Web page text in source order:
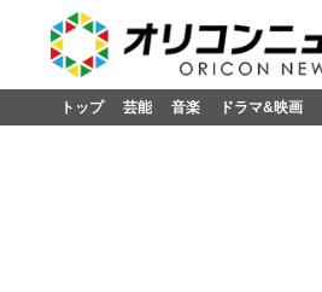
トップ 芸能 音楽 ドラマ&映画